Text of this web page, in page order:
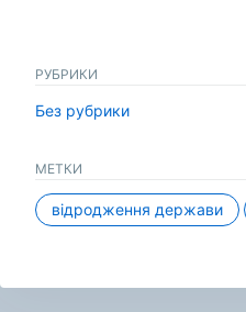
РУБРИКИ
Без рубрики
МЕТКИ
відродження держави